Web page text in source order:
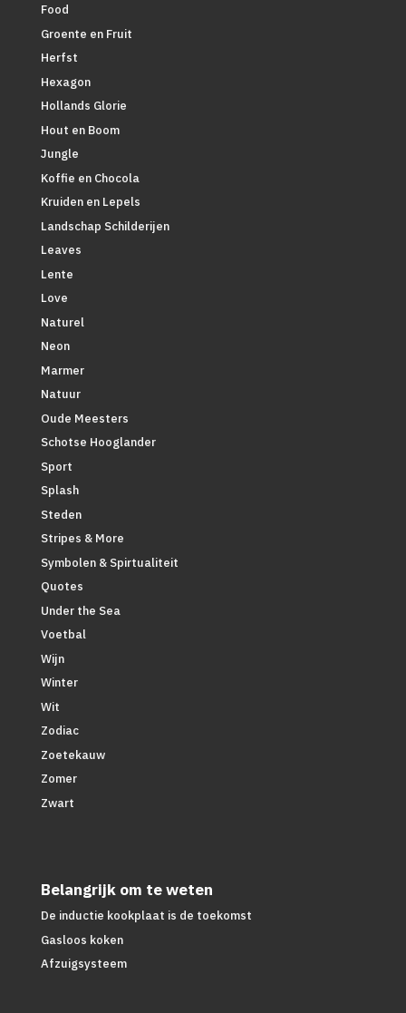
Food
Groente en Fruit
Herfst
Hexagon
Hollands Glorie
Hout en Boom
Jungle
Koffie en Chocola
Kruiden en Lepels
Landschap Schilderijen
Leaves
Lente
Love
Naturel
Neon
Marmer
Natuur
Oude Meesters
Schotse Hooglander
Sport
Splash
Steden
Stripes & More
Symbolen & Spirtualiteit
Quotes
Under the Sea
Voetbal
Wijn
Winter
Wit
Zodiac
Zoetekauw
Zomer
Zwart
Belangrijk om te weten
De inductie kookplaat is de toekomst
Gasloos koken
Afzuigsysteem